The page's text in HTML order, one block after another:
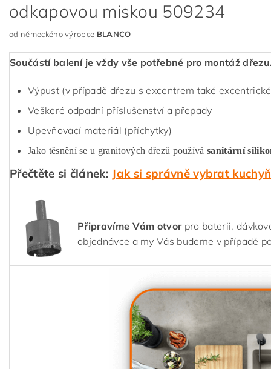
odkapovou miskou 509234
od německého výrobce BLANCO
Součástí balení je vždy vše potřebné pro montáž
Výpusť (v případě dřezu s excentrem také
Veškeré odpadní příslušenství a přepady
Upevňovací materiál (příchytky)
Jako těsnění se u granitových dřezů používásanitární
Přečtěte si článek: Jak si správně vybrat
Připravíme Vám otvorpro baterii,
objednávce a my Vás budeme v případě